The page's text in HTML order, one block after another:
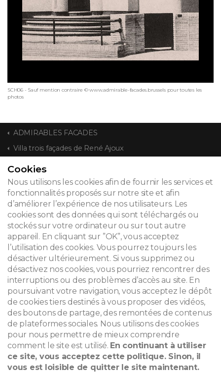
SCH06 - Sauf mention contraire © www.admirable-facades.brussels pour toutes les
photos
ADMIRABLES FACADES
Villa trois façades de René Ajoux
CONTACT
© 2026
Mentions légales
Newsletter
Recherche
Cookies
Nous utilisons les cookies afin de fournir les services et
fonctionnalités proposés sur notre site et afin
d’améliorer l’expérience de nos utilisateurs. Les
cookies sont des données qui sont téléchargés ou
stockés sur votre ordinateur ou sur tout autre
appareil. En cliquant sur ”OK”, vous acceptez
l’utilisation des cookies. Vous pourrez toujours les
désactiver ultérieurement. Si vous supprimez ou
désactivez nos cookies, vous pourriez rencontrer des
interruptions ou des problèmes d’accès au site. En
poursuivant votre navigation, vous acceptez le dépôt
de cookies tiers destinés à vous proposer des vidéos,
des boutons de partage, des remontées de contenus
de plateformes sociales. Nous utilisons des cookies
pour nous permettre de mieux comprendre
comment le site est utilisé. En continuant à utiliser
ce site, vous acceptez cette politique. Sinon, il
vous est loisible de quitter le site maintenant.